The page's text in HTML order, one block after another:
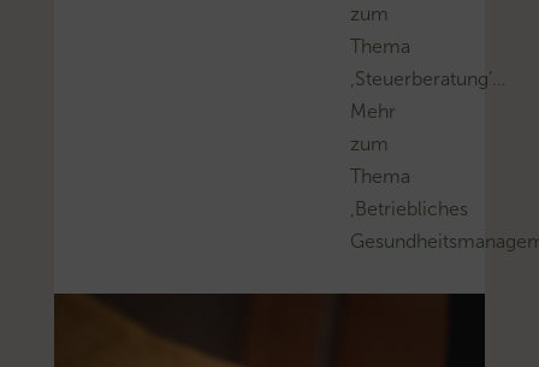
zum
Thema
‚Steuerberatung’…
Mehr
zum
Thema
‚Betriebliches